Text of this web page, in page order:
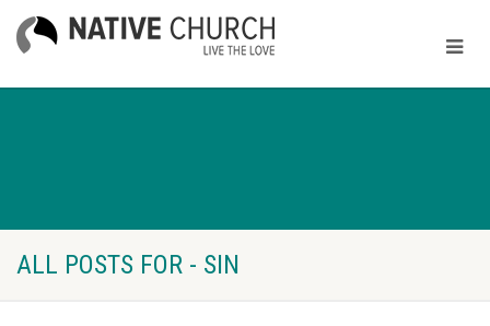
ALL POSTS FOR - SIN